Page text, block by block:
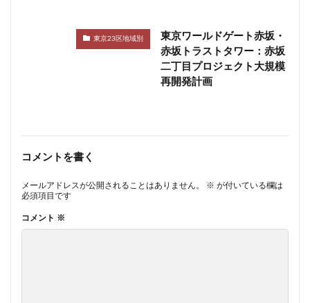
東京23区地域別
東京ワールドゲート赤坂・
赤坂トラストタワー：赤坂
二丁目プロジェクト大規模
再開発計画
コメントを書く
メールアドレスが公開されることはありません。 ※ が付いている欄は
必須項目です
コメント ※